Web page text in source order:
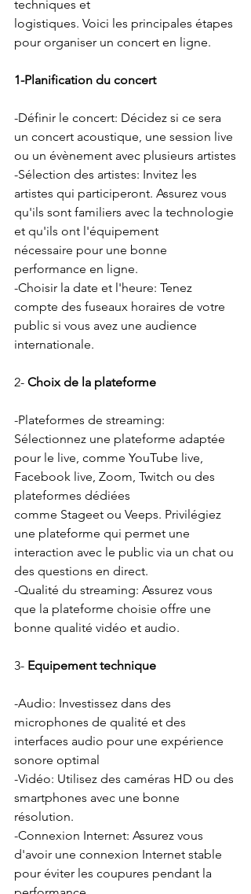
techniques et
logistiques. Voici les principales étapes
pour organiser un concert en ligne.
1-Planification du concert
-Définir le concert: Décidez si ce sera
un concert acoustique, une session live
ou un évènement avec plusieurs artistes
-Sélection des artistes: Invitez les
artistes qui participeront. Assurez vous
qu'ils sont familiers avec la technologie
et qu'ils ont l'équipement
nécessaire pour une bonne
performance en ligne.
-Choisir la date et l'heure: Tenez
compte des fuseaux horaires de votre
public si vous avez une audience
internationale.
2- Choix de la plateforme
-Plateformes de streaming:
Sélectionnez une plateforme adaptée
pour le live, comme YouTube live,
Facebook live, Zoom, Twitch ou des
plateformes dédiées
comme Stageet ou Veeps. Privilégiez
une plateforme qui permet une
interaction avec le public via un chat ou
des questions en direct.
-Qualité du streaming: Assurez vous
que la plateforme choisie offre une
bonne qualité vidéo et audio.
3- Equipement technique
-Audio: Investissez dans des
microphones de qualité et des
interfaces audio pour une expérience
sonore optimal
-Vidéo: Utilisez des caméras HD ou des
smartphones avec une bonne
résolution.
-Connexion Internet: Assurez vous
d'avoir une connexion Internet stable
pour éviter les coupures pendant la